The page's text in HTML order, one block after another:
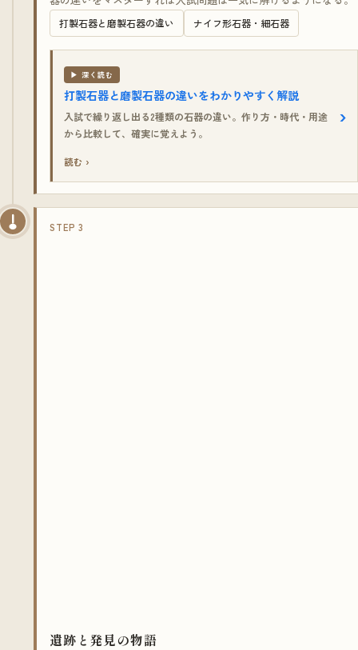
打製石器と磨製石器の違い ナイフ形石器・細石器
▶ 深く読む
打製石器と磨製石器の違いをわかりやすく解説
入試で繰り返し出る2種類の石器の違い。作り方・時代・用途
から比較して、確実に覚えよう。
読む ›
STEP 3
遺跡と発見の物語